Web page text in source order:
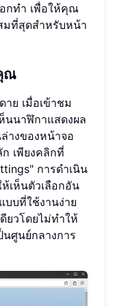
อกทำ เพื่อให้คุณ
มที่สุดสำหรับหน้า
ณ
ย เมื่อเข้าชม
นนาฬิกาแสดงผล
างของหน้าจอ
เพียงคลิกที่
การดำเนิน
ห้เห็นตัวเลือกอัน
บที่ใช้งานง่าย
ยวโดยไม่ทำให้
ศูนย์กลางการ